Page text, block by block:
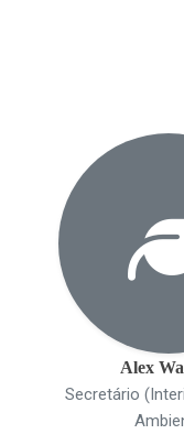
Alex
Secretário